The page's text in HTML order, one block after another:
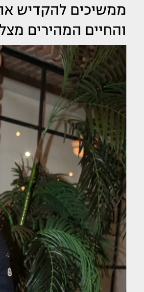
ממשיכים להקדיש
והחיים המהירים